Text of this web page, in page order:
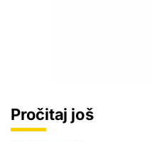
Pročitaj još